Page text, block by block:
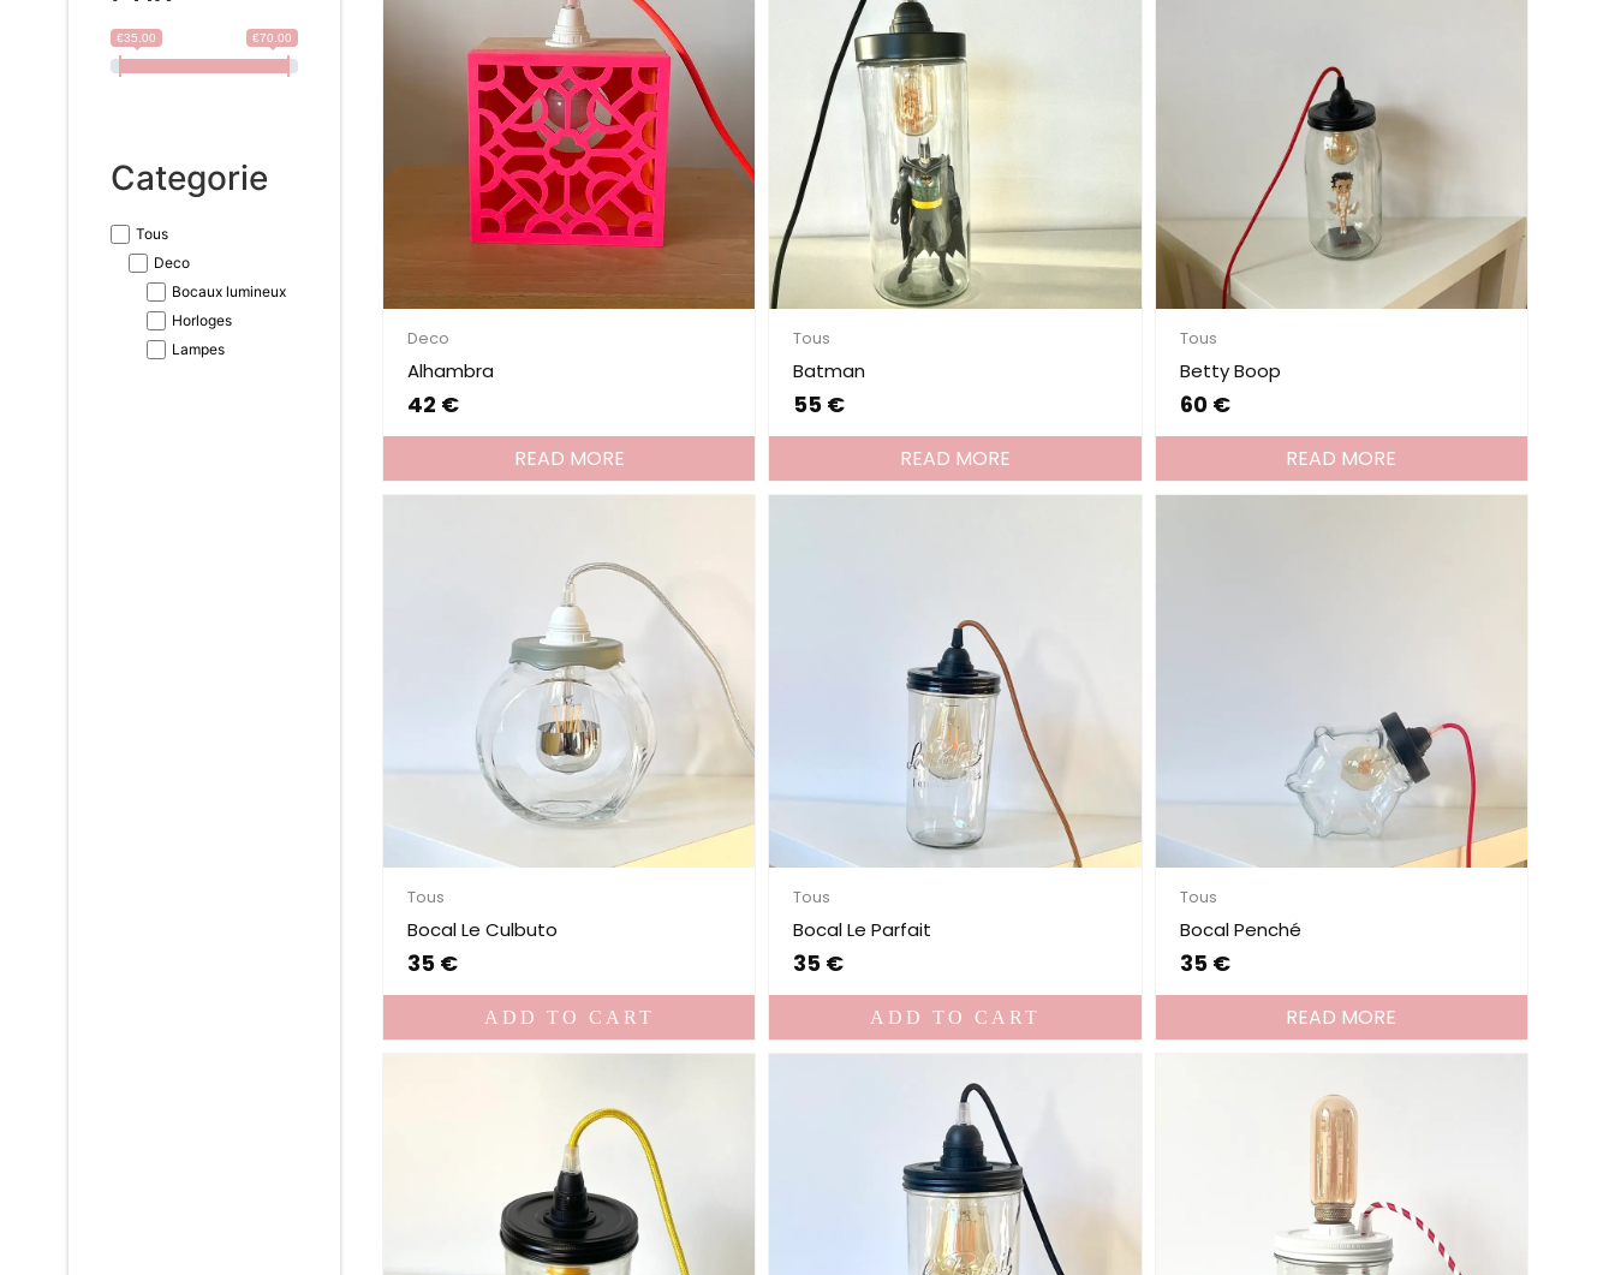
€35.00 €70.00
Categorie
Tous
Deco
Bocaux lumineux
Horloges
Lampes
Deco
Alhambra
42 €
READ MORE
Tous
Batman
55 €
READ MORE
Tous
Betty Boop
60 €
READ MORE
Tous
Bocal Le Culbuto
35 €
ADD TO CART
Tous
Bocal Le Parfait
35 €
ADD TO CART
Tous
Bocal Penché
35 €
READ MORE